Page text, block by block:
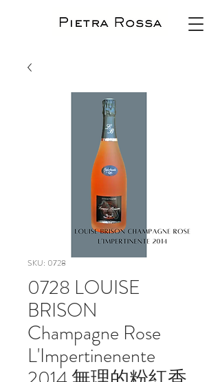
SKU: 0728
0728 LOUISE
BRISON
Champagne Rose
L'Impertinenente